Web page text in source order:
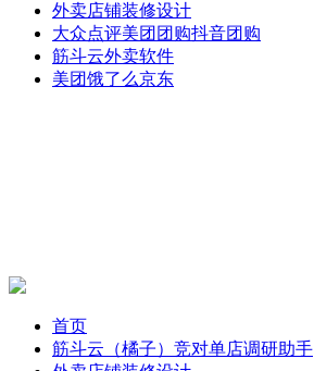
外卖店铺装修设计
大众点评美团团购抖音团购
筋斗云外卖软件
美团饿了么京东
首页
筋斗云（橘子）竞对单店调研助手